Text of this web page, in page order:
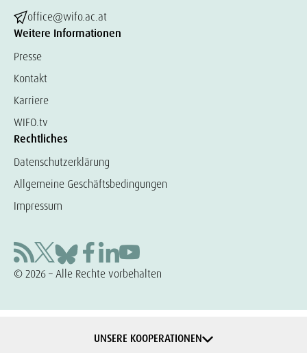
office@wifo.ac.at
Weitere Informationen
Presse
Kontakt
Karriere
WIFO.tv
Rechtliches
Datenschutzerklärung
Allgemeine Geschäftsbedingungen
Impressum
© 2026 – Alle Rechte vorbehalten
UNSERE KOOPERATIONEN